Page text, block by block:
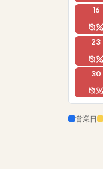
16
23
30
営業日